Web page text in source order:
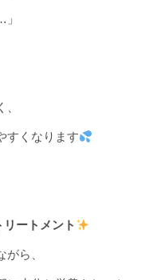
すくなります
ートメント
ら、